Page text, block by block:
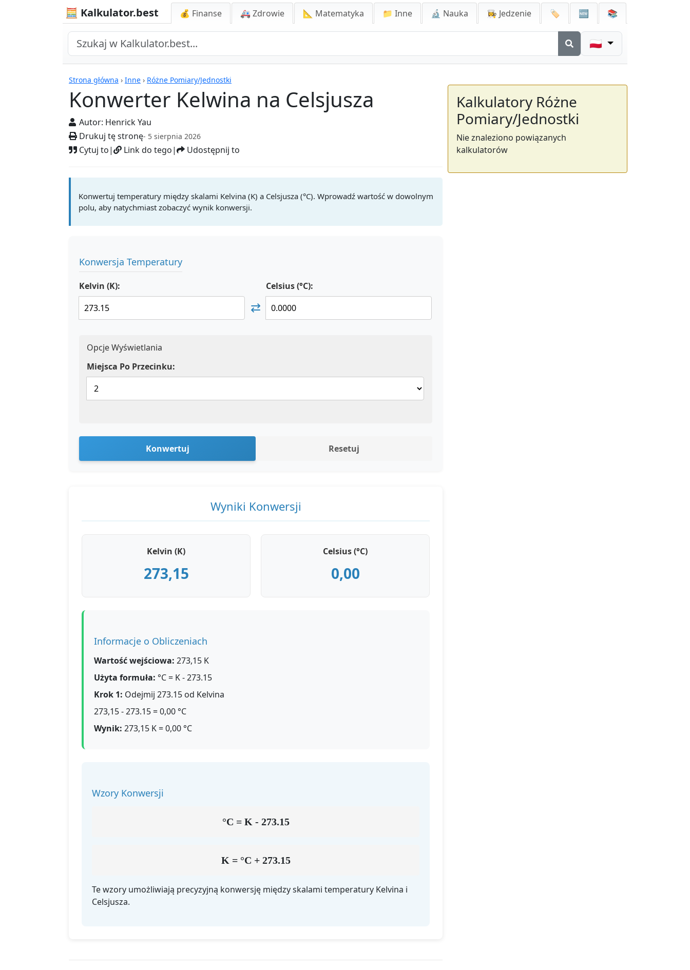
🧮 Kalkulator.best 💰 Finanse 🚑 Zdrowie 📐 Matematyka 📁 Inne 🔬 Nauka 👩‍🍳 Jedzenie 🏷️ 🆕 📚
🇵🇱
Strona główna › Inne › Różne Pomiary/Jednostki
Konwerter Kelwina na Celsjusza
Autor: Henrick Yau
Drukuj tę stronę- 5 sierpnia 2026
Cytuj to| Link do tego| Udostępnij to
Kalkulatory
Konwertuj temperatury między skalami Kelvina (K) a Celsjusza (°C). Wprowadź wartość w dowolnym
polu, aby natychmiast zobaczyć wynik konwersji.
Konwersja Temperatury
Kelvin (K):
⇄
Celsius (°C):
Opcje Wyświetlania
Miejsca Po Przecinku:
Konwertuj Resetuj
Wyniki Konwersji
Kelvin (K)
273,15
Celsius (°C)
0,00
Informacje o Obliczeniach
Wartość wejściowa: 273,15 K
Użyta formuła: °C = K - 273.15
Krok 1: Odejmij 273.15 od Kelvina
273,15 - 273.15 = 0,00 °C
Wynik: 273,15 K = 0,00 °C
Wzory Konwersji
°C = K - 273.15
K = °C + 273.15
Te wzory umożliwiają precyzyjną konwersję między skalami temperatury Kelvina i
Celsjusza.
Kalkulatory Różne
Pomiary/Jednostki
Nie znaleziono powiązanych
kalkulatorów